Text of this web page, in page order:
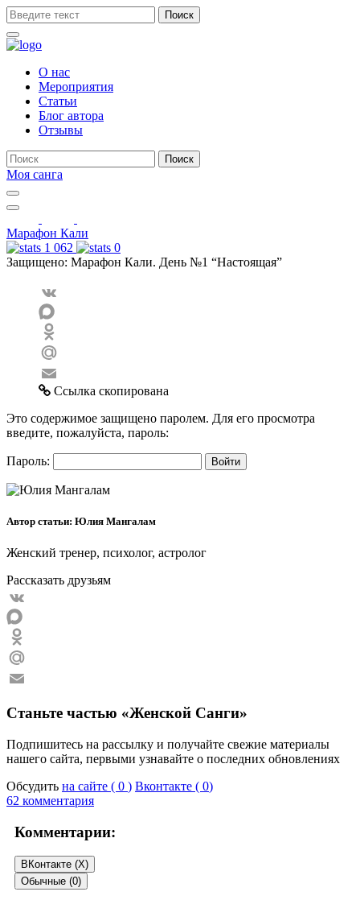
Поиск
О нас
Мероприятия
Статьи
Блог автора
Отзывы
Поиск
Моя санга
Toggle
navigation
Show
search
form
Марафон Кали
1 062
0
Защищено: Марафон Кали. День №1 “Настоящая”
VK
MAX
Odnoklassniki
Mail.Ru
Email
Ссылка скопирована
Это содержимое защищено паролем. Для его просмотра
введите, пожалуйста, пароль:
Пароль:
Автор статьи: Юлия Мангалам
Женский тренер, психолог, астролог
Рассказать друзьям
VK
MAX
Odnoklassniki
Mail.Ru
Станьте частью «Женской Санги»
Подпишитесь на рассылку и получайте свежие материалы
нашего сайта, первыми узнавайте о последних обновлениях
Обсудить на сайте ( 0 ) Вконтакте ( 0)
62 комментария
Комментарии:
ВКонтакте (X)
Обычные (0)